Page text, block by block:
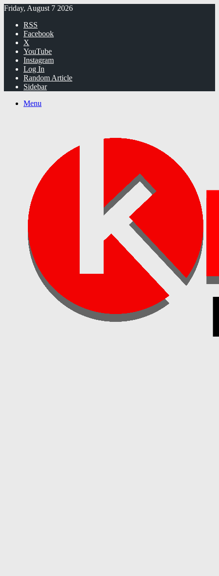
Friday, August 7 2026
RSS
Facebook
X
YouTube
Instagram
Log In
Random Article
Sidebar
Menu